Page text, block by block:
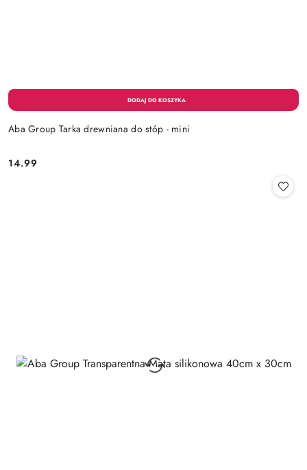
Aba Group Tarka drewniana do stóp - mini
Cena:
14.99